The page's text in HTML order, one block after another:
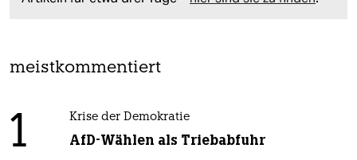
meistkommentiert
1 Krise der Demokratie
AfD-Wählen als Triebabfuhr